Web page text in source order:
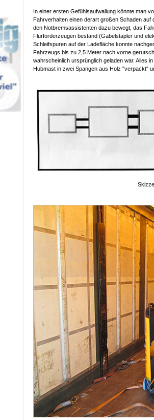
In einer ersten Gefühlsaufwallung könnte man
Fahrverhalten einen derart großen Schaden
den Notbremsassistenten dazu bewegt, das
Flurförderzeugen bestand (Gabelstapler und
Schleifspuren auf der Ladefläche konnte
Fahrzeugs bis zu 2,5 Meter nach vorne
wahrscheinlich ursprünglich geladen war. Alles
Hubmast in zwei Spangen aus Holz "verpackt"